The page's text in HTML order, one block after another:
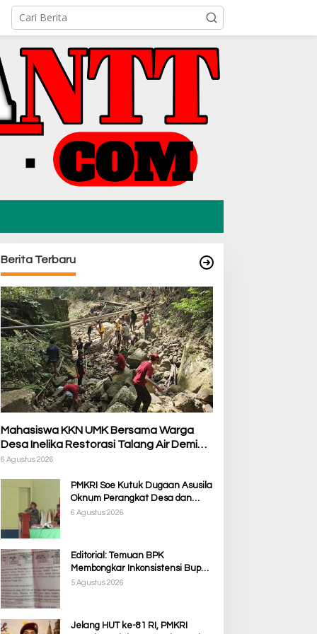
Berita Terbaru
Mahasiswa KKN UMK Bersama Warga
Desa Inelika Restorasi Talang Air Demi
Kelancaran Irigasi Sawah
6 Agustus 2026
PMKRI Soe Kutuk Dugaan Asusila
Oknum Perangkat Desa dan
Guru PPPK, Soroti Ketimpangan
6 Agustus 2026
Editorial: Temuan BPK
Membongkar Inkonsistensi Bupati
Kupang dalam Menjalankan
5 Agustus 2026
Jelang HUT ke-81 RI, PMKRI